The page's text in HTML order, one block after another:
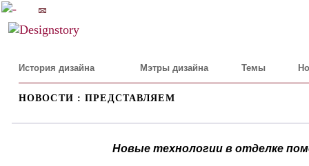
История дизайна Мэтры дизайна Темы
НОВОСТИ : ПРЕДСТАВЛЯЕМ
Новые технологии в отделке